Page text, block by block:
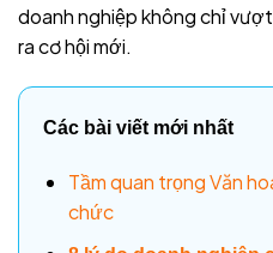
doanh nghiệp không chỉ
ra cơ hội mới.
Các bài viết mới nhất
Tầm quan trọng Văn
chức